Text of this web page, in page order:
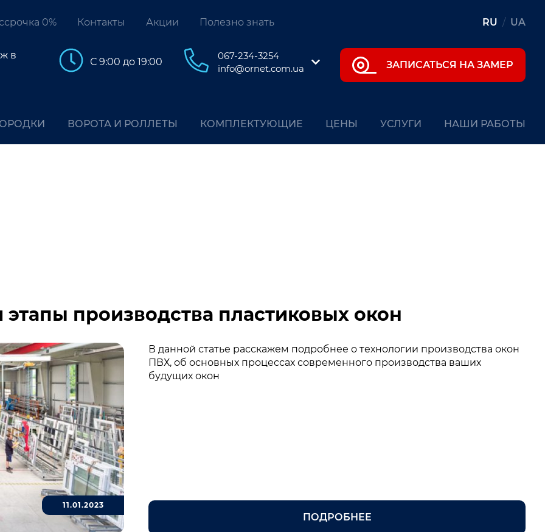
0% Контакты Акции Полезно знать RU / UA
в
С 9:00 до 19:00
067-234-3254
info@ornet.com.ua
ЗАПИСАТЬСЯ НА ЗАМЕР
ВОРОТА И РОЛЛЕТЫ КОМПЛЕКТУЮЩИЕ ЦЕНЫ УСЛУГИ НАШИ РАБОТЫ
этапы производства пластиковых окон
11.01.2023
В данной статье расскажем подробнее о технологии производства окон
ПВХ, об основных процессах современного производства ваших
будущих окон
ПОДРОБНЕЕ